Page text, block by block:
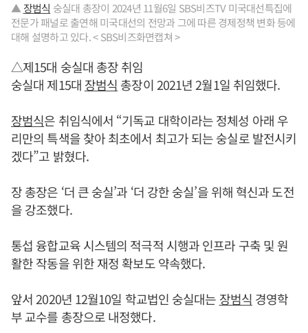
▲ 장범식 숭실대 총장이 2024년 11월6일 SBS비즈TV 미국대선특집에
전문가 패널로 출연해 미국대선의 전망과 그에 따른 경제정책 변화 등에
대해 설명하고 있다. < SBS비즈화면캡쳐 >
△제15대 숭실대 총장 취임
숭실대 제15대 장범식 총장이 2021년 2월1일 취임했다.
장범식은 취임식에서 “기독교 대학이라는 정체성 아래 우
리만의 특색을 찾아 최초에서 최고가 되는 숭실로 발전시키
겠다”고 밝혔다.
장 총장은 ‘더 큰 숭실’과 ‘더 강한 숭실’을 위해 혁신과 도전
을 강조했다.
통섭 융합교육 시스템의 적극적 시행과 인프라 구축 및 원
활한 작동을 위한 재정 확보도 약속했다.
앞서 2020년 12월10일 학교법인 숭실대는 장범식 경영학
부 교수를 총장으로 내정했다.